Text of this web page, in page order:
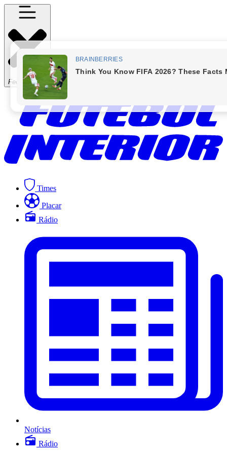
Fechar Menu
Times
Placar
Rádio
Notícias
Rádio